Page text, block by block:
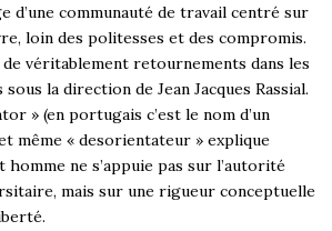
d’une communauté de travail centré sur
loin des politesses et des compromis.
véritablement retournements dans les
la direction de Jean Jacques Rassial.
» (en portugais c’est le nom d’un
même « desorientateur » explique
homme ne s’appuie pas sur l’autorité
mais sur une rigueur conceptuelle